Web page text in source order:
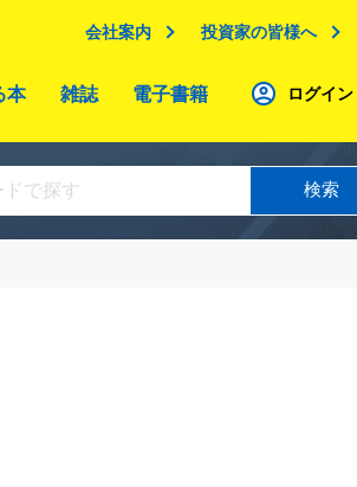
会社案内 投資家の皆様へ
本 雑誌 電子書籍 ログイン
検索